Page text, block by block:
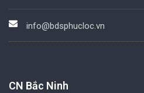
info@bdsphucloc.vn
CN Bắc Ninh